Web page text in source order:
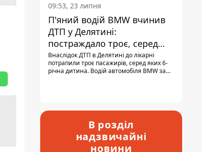
09:53, 23 липня
П'яний водій BMW вчинив
ДТП у Делятині:
постраждало троє, серед
них - дитина
Внаслідок ДТП в Делятині до лікарні
потрапили троє пасажирів, серед яких 6-
річна дитина. Водій автомобіля BMW за
В розділ
надзвичайні
новини